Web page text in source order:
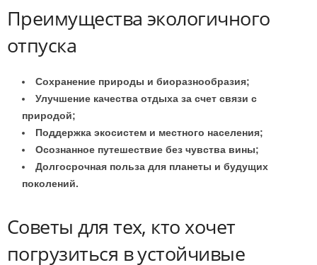
Преимущества экологичного
отпуска
Сохранение природы и биоразнообразия;
Улучшение качества отдыха за счет связи с
природой;
Поддержка экосистем и местного населения;
Осознанное путешествие без чувства вины;
Долгосрочная польза для планеты и будущих
поколений.
Советы для тех, кто хочет
погрузиться в устойчивые